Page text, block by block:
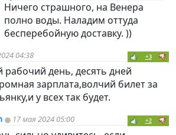
Ничего страшного, на Венера
полно воды. Наладим оттуда
бесперебойную доставку. ))
04:38 +3
рабочий день, десять дней
зарплата,волчий билет за
у всех так будет.
17 мая 2024 05:00 +2